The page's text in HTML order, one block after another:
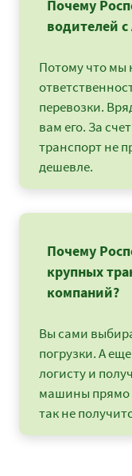
Почему
водителей с
Потому что мы
перевозки.
вам его. За
транспорт не
дешевле.
Почему
крупных
компаний?
Вы сами
погрузки. А
логисту и
машины прямо
так не